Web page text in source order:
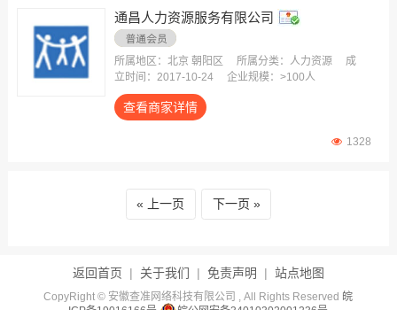
通昌人力资源服务有限公司
所属地区：北京 朝阳区 所属分类：人力资源
成
立时间：2017-10-24
企业规模：>100人
查看商家详情
1328
上一页 下一页
返回首页 | 关于我们 | 免责声明 | 站点地图
CopyRight © 安徽查准网络科技有限公司 , All Rights Reserved 皖